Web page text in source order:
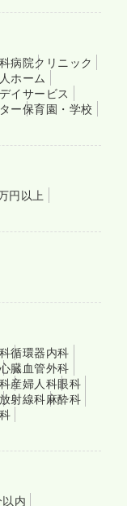
病院クリニック
ホーム
イサービス
ー保育園・学校
円以上
循環器内科
心臓血管外科
産婦人科眼科
放射線科麻酔科
内